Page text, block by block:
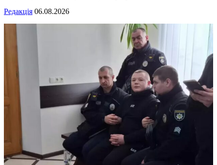
Редакція 06.08.2026